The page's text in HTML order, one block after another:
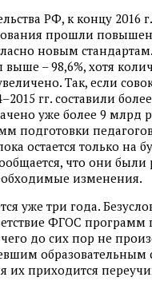
РФ, к концу 2016 г.
прошли
новым
выше – 98,6%, хотя
Так, если
гг. составили
уже более 9 млрд
подготовки
остается только на
что они
изменения.
уже три года.
ФГОС программ
до сих пор не
образовательным
их приходится